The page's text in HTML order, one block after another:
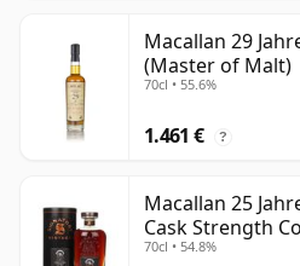
Macallan 29
(Master of Malt)
70cl • 55.6%
1.461 € ?
Macallan 25
Cask Strength
70cl • 54.8%